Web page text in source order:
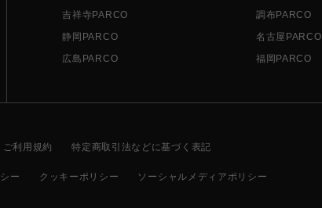
吉祥寺PARCO
調布PARCO
静岡PARCO
名古屋PARCO
広島PARCO
福岡PARCO
ご利用規約 特定商取引法などに基づく表記
ー クッキーポリシー ソーシャルメディアポリシー